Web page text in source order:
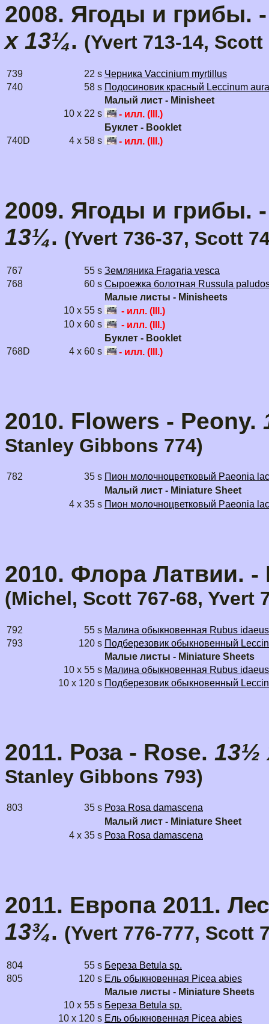
2008. Ягоды и грибы.
x 13¼. (Yvert 713-14, Scott
739 22 s Черника Vaccinium myrtillus
740
58 s Подосиновик красный Leccinum
Малый лист - Minisheet
10 x 22 s
- илл. (Ill.)
Буклет - Booklet
740D
4 x 58 s - илл. (Ill.)
2009. Ягоды и грибы.
13¼. (Yvert 736-37, Scott
767 55 s Земляника Fragaria vesca
768
60 s Сыроежка болотная Russula
Малые листы - Minisheets
10 x 55 s
- илл. (Ill.)
10 x 60 s
- илл. (Ill.)
Буклет - Booklet
768D
4 x 60 s - илл. (Ill.)
2010. Flowers - Peony.
Stanley Gibbons 774)
782 35 s Пион молочноцветковый Paeonia
Малый лист - Miniature Sheet
4 x 35 s Пион молочноцветковый Paeonia
2010. Флора Латвии.
(Michel, Scott 767-68, Yvert
792 55 s Малина обыкновенная Rubus idaeus
793
120 s Подберезовик обыкновенный
Малые листы - Miniature Sheets
10 x 55 s Малина обыкновенная Rubus idaeus
10 x 120 s Подберезовик обыкновенный
2011. Роза - Rose. 13½
Stanley Gibbons 793)
803 35 s Роза Rosa damascena
Малый лист - Miniature Sheet
4 x 35 s Роза Rosa damascena
2011. Европа 2011.
13¾. (Yvert 776-777, Scott
804 55 s Береза Betula sp.
805
120 s Ель обыкновенная Picea abies
Малые листы - Miniature Sheets
10 x 55 s Береза Betula sp.
10 x 120 s Ель обыкновенная Picea abies